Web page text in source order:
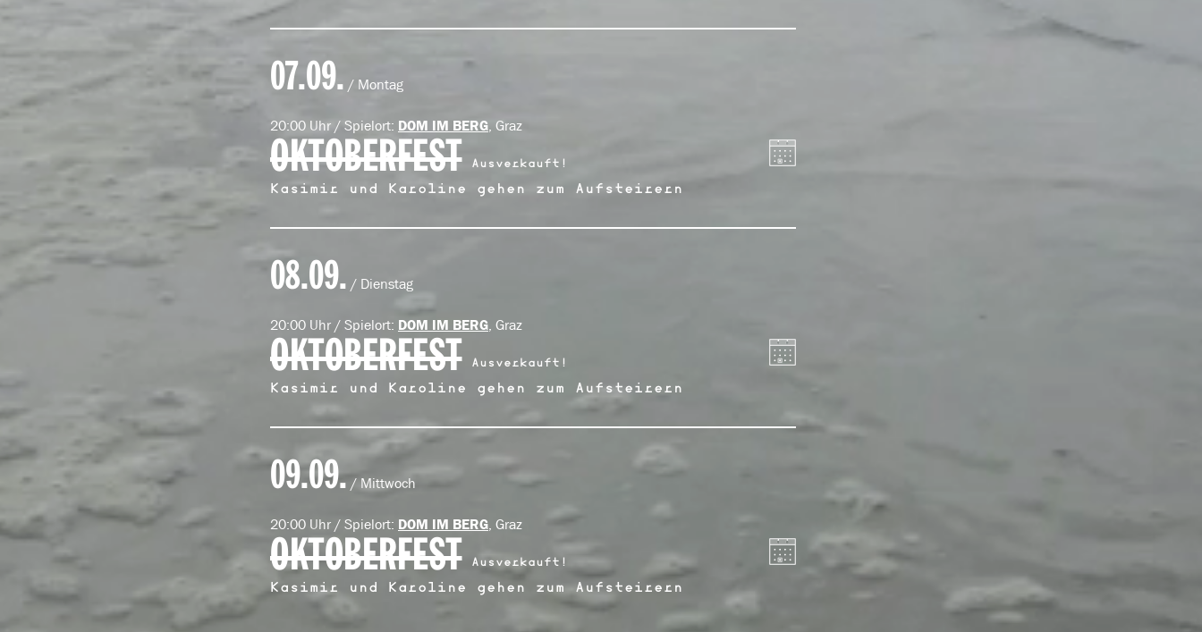
07.09. / Montag
20:00 Uhr / Spielort: DOM IM BERG, Graz
OKTOBERFEST Ausverkauft!
Kasimir und Karoline gehen zum Aufsteirern
08.09. / Dienstag
20:00 Uhr / Spielort: DOM IM BERG, Graz
OKTOBERFEST Ausverkauft!
Kasimir und Karoline gehen zum Aufsteirern
09.09./ Mittwoch
20:00 Uhr / Spielort: DOM IM BERG, Graz
OKTOBERFEST Ausverkauft!
Kasimir und Karoline gehen zum Aufsteirern